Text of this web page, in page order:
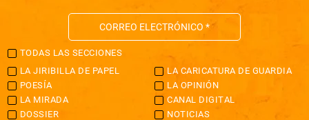
TODAS LAS SECCIONES
LA JIRIBILLA DE PAPEL
LA CARICATURA DE GUARDIA
POESÍA
LA OPINIÓN
LA MIRADA
CANAL DIGITAL
DOSSIER
NOTICIAS